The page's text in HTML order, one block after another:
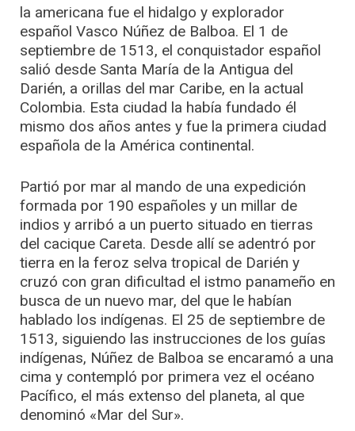
la americana fue el hidalgo y explorador
español Vasco Núñez de Balboa. El 1 de
septiembre de 1513, el conquistador español
salió desde Santa María de la Antigua del
Darién, a orillas del mar Caribe, en la actual
Colombia. Esta ciudad la había fundado él
mismo dos años antes y fue la primera ciudad
española de la América continental.
Partió por mar al mando de una expedición
formada por 190 españoles y un millar de
indios y arribó a un puerto situado en tierras
del cacique Careta. Desde allí se adentró por
tierra en la feroz selva tropical de Darién y
cruzó con gran dificultad el istmo panameño en
busca de un nuevo mar, del que le habían
hablado los indígenas. El 25 de septiembre de
1513, siguiendo las instrucciones de los guías
indígenas, Núñez de Balboa se encaramó a una
cima y contempló por primera vez el océano
Pacífico, el más extenso del planeta, al que
denominó «Mar del Sur».